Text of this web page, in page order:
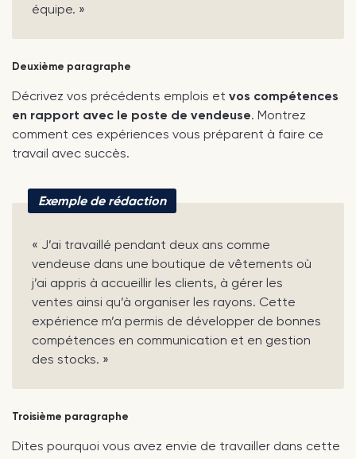
équipe. »
Deuxième paragraphe
Décrivez vos précédents emplois et vos compétences
en rapport avec le poste de vendeuse. Montrez
comment ces expériences vous préparent à faire ce
travail avec succès.
Exemple de rédaction
« J’ai travaillé pendant deux ans comme
vendeuse dans une boutique de vêtements où
j’ai appris à accueillir les clients, à gérer les
ventes ainsi qu’à organiser les rayons. Cette
expérience m’a permis de développer de bonnes
compétences en communication et en gestion
des stocks. »
Troisième paragraphe
Dites pourquoi vous avez envie de travailler dans cette